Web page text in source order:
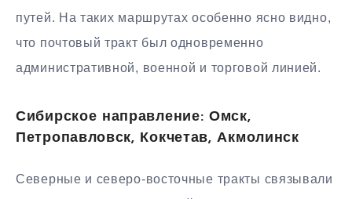
путей. На таких маршрутах особенно ясно видно,
что почтовый тракт был одновременно
административной, военной и торговой линией.
Сибирское направление: Омск,
Петропавловск, Кокчетав, Акмолинск
Северные и северо-восточные тракты связывали